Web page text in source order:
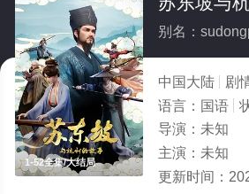
1-52全集/大结局
中国大陆 剧
语言： 国语
导演： 未知
主演： 未知
更新时间：